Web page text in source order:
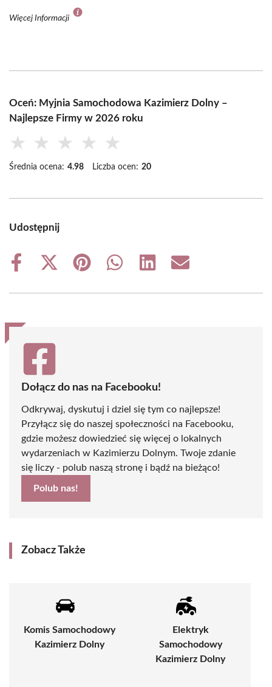
Więcej Informacji
Oceń: Myjnia Samochodowa Kazimierz Dolny –
Najlepsze Firmy w 2026 roku
★ ★ ★ ★ ★
Średnia ocena: 4.98 Liczba ocen: 20
Udostępnij
Share
Share
(Twitter)
Share
Share
Share
Share
Dołącz do nas na Facebooku!
Odkrywaj, dyskutuj i dziel się tym co najlepsze!
Przyłącz się do naszej społeczności na Facebooku,
gdzie możesz dowiedzieć się więcej o lokalnych
wydarzeniach w Kazimierzu Dolnym. Twoje zdanie
się liczy - polub naszą stronę i bądź na bieżąco!
Polub nas!
Zobacz Także
Komis Samochodowy
Kazimierz Dolny
Elektryk
Samochodowy
Kazimierz Dolny